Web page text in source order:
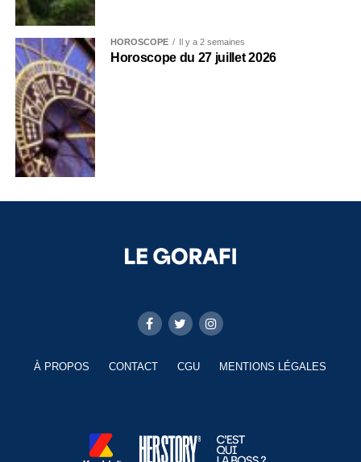
HOROSCOPE Il y a 2 semaines
Horoscope du 27 juillet 2026
À PROPOS CONTACT CGU MENTIONS LÉGALES